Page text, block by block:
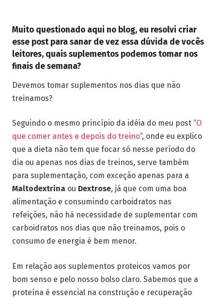
Muito questionado aqui no blog, eu resolvi criar
esse post para sanar de vez essa dúvida de vocês
leitores, quais suplementos podemos tomar nos
finais de semana?
Devemos tomar suplementos nos dias que não
treinamos?
Seguindo o mesmo princípio da idéia do meu post “O
que comer antes e depois do treino“, onde eu explico
que a dieta não tem que focar só nesse período do
dia ou apenas nos dias de treinos, serve também
para suplementação, com exceção apenas para a
Maltodextrina ou Dextrose, já que com uma boa
alimentação e consumindo carboidratos nas
refeições, não há necessidade de suplementar com
carboidratos nos dias que não treinamos, pois o
consumo de energia é bem menor.
Em relação aos suplementos proteicos vamos por
bom senso e pelo nosso bolso claro. Sabemos que a
proteína é essencial na construção e recuperação